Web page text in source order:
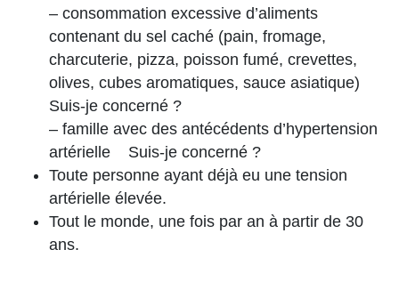
– consommation excessive d’aliments
contenant du sel caché (pain, fromage,
charcuterie, pizza, poisson fumé, crevettes,
olives, cubes aromatiques, sauce asiatique)
Suis-je concerné ?
– famille avec des antécédents d’hypertension
artérielle Suis-je concerné ?
Toute personne ayant déjà eu une tension
artérielle élevée.
Tout le monde, une fois par an à partir de 30
ans.